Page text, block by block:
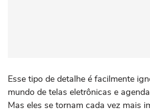
Esse tipo de detalhe é facilmente
mundo de telas eletrônicas e
Mas eles se tornam cada vez mais